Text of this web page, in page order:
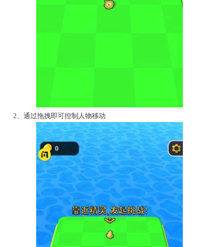
2、通过拖拽即可控制人物移动